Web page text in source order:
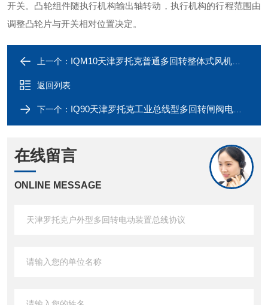
开关。凸轮组件随执行机构输出轴转动，执行机构的行程范围由
调整凸轮片与开关相对位置决定。
上一个： IQM10天津罗托克普通多回转整体式风机进口执行器
返回列表
下一个： IQ90天津罗托克工业总线型多回转闸阀电动执行器
在线留言
ONLINE MESSAGE